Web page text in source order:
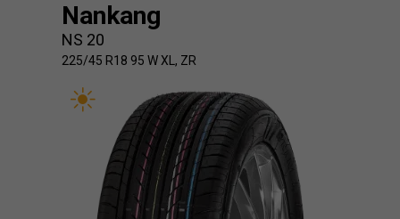
Nankang
NS 20
225/45 R18 95 W XL, ZR